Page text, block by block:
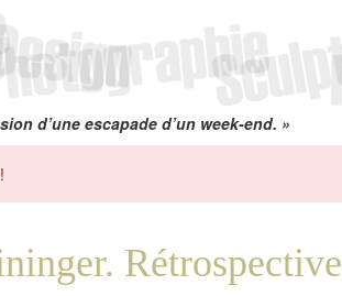
d’une escapade d’un week-end. »
Rétrospective